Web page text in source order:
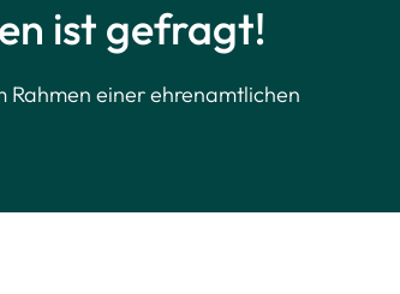
ist gefragt!
Rahmen einer ehrenamtlichen